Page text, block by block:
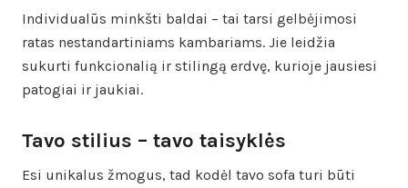
Individualūs minkšti baldai – tai tarsi gelbėjimosi
ratas nestandartiniams kambariams. Jie leidžia
sukurti funkcionalią ir stilingą erdvę, kurioje jausiesi
patogiai ir jaukiai.
Tavo stilius – tavo taisyklės
Esi unikalus žmogus, tad kodėl tavo sofa turi būti